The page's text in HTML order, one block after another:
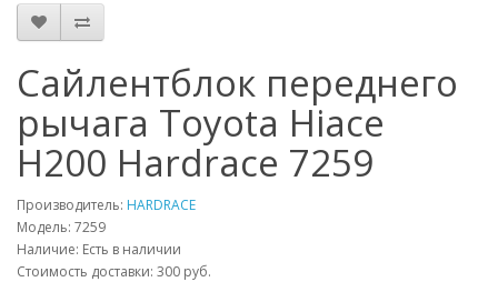
Сайлентблок переднего
рычага Toyota Hiace
H200 Hardrace 7259
Производитель: HARDRACE
Модель: 7259
Наличие: Есть в наличии
Стоимость доставки: 300 руб.